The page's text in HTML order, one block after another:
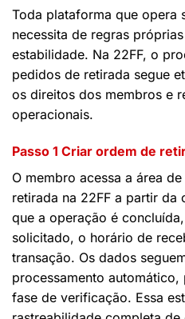
Toda plataforma que opera
necessita de regras
estabilidade. Na 22FF, o
pedidos de retirada segue
os direitos dos membros e
operacionais.
Passo 1 Criar ordem de
O membro acessa a área
retirada na 22FF a partir da
que a operação é
solicitado, o horário de
transação. Os dados
processamento
fase de verificação. Essa